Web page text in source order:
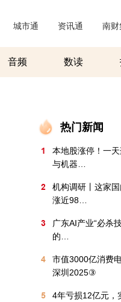
城市通 资讯通 南财
音频 数读
热门新闻
1
本地股涨停！一
与机器…
2
机构调研丨这家
涨近98…
3
广东AI产业“必杀
的…
4
市值3000亿消费
深圳2025③
5
4年亏损12亿元，